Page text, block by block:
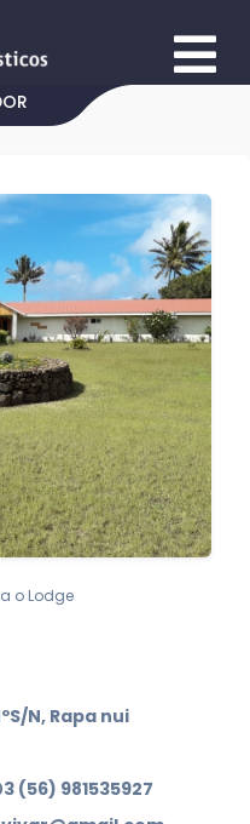
o Lodge
N, Rapa nui
(56) 981535927